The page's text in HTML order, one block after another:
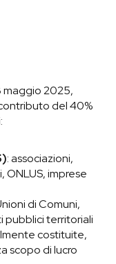
maggio 2025,
del 40%
: associazioni,
imprese
di Comuni,
pubblici territoriali
costituite,
scopo di lucro